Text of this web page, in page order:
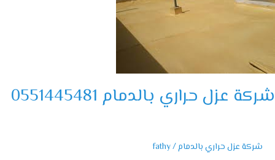
عزل حراري بالدمام 0551445481
شركة عزل حراري بالدمام/
fathy